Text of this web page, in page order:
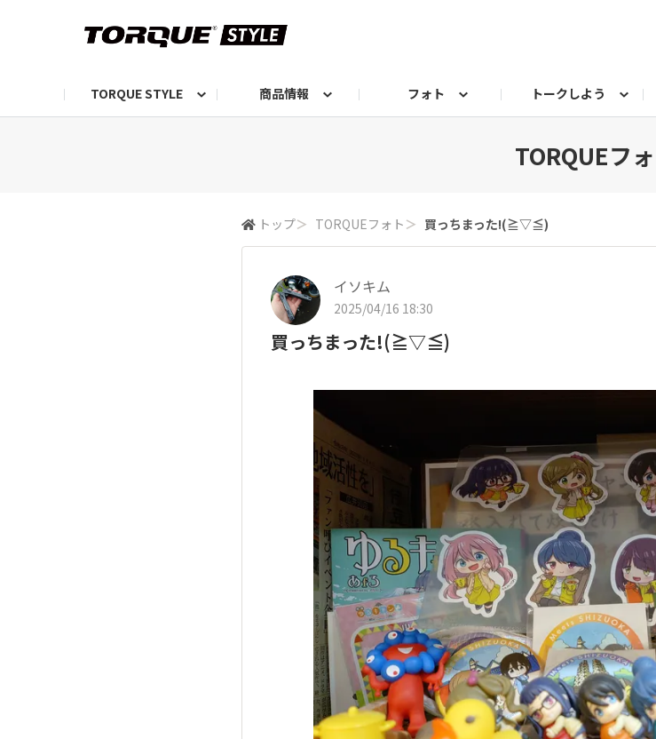
TORQUE STYLE 商品情報 フォト トークしよう
TORQUEフ
トップ＞ TORQUEフォト ＞ 買っちまった!(⁠≧⁠▽⁠≦⁠)
イソキム
2025/04/16 18:30
買っちまった!(⁠≧⁠▽⁠≦⁠)